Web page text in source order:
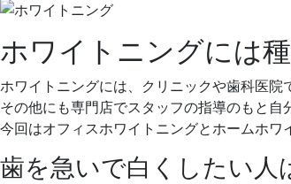
日
院
ホワイトニングには
ホワイトニングには、クリニックや歯科医院
その他にも専門店でスタッフの指導のもと自
今回はオフィスホワイトニングとホームホワ
歯を急いで白くしたい